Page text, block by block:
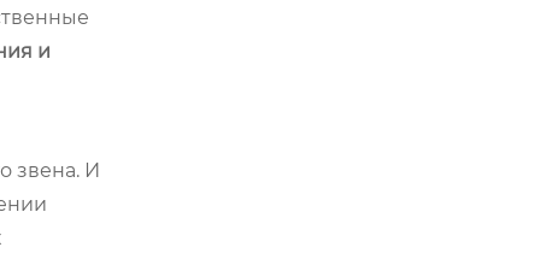
и
звена. И